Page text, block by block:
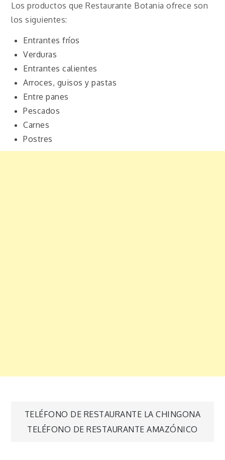
Los productos que Restaurante Botania ofrece son
los siguientes:
Entrantes fríos
Verduras
Entrantes calientes
Arroces, guisos y pastas
Entre panes
Pescados
Carnes
Postres
Navegación
TELÉFONO DE RESTAURANTE LA CHINGONA
TELÉFONO DE RESTAURANTE AMAZÓNICO